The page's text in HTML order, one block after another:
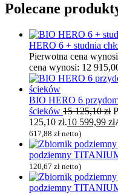
Polecane
HERO 6 + studnia
Pierwotna cena
cena wynosi: 12
BIO HERO 6
ścieków 15 125,10zł
125,10 zł.10 599,99 zł
617,88 zł netto)
podziemny
120,67 zł netto)
podziemny